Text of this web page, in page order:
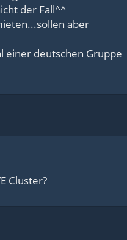
der Fall^^
aber
einer deutschen Gruppe
Cluster?